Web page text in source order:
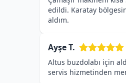
edildi. Karatay
aldım.
Ayşe T.
Altus buzdolabı için
servis hizmetinden